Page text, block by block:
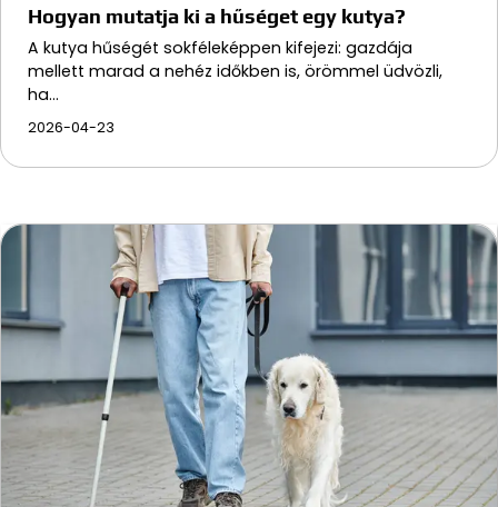
Hogyan mutatja ki a hűséget egy kutya?
A kutya hűségét sokféleképpen kifejezi: gazdája
mellett marad a nehéz időkben is, örömmel üdvözli,
ha…
2026-04-23